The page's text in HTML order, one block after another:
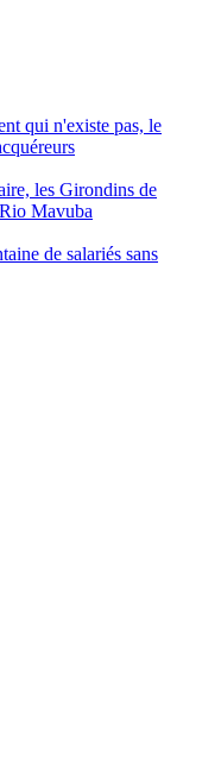
qui n'existe pas, le
les Girondins de
Mavuba
de salariés sans